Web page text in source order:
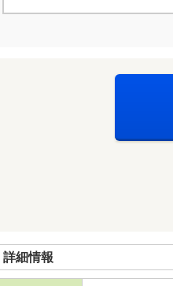
詳細情報